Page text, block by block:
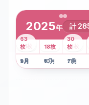
2025年 計
1月
2枚 2月 3月
5月
41 枚
6月
13枚
7月
6枚
9月
63
枚
10月
18枚
11月
30
枚